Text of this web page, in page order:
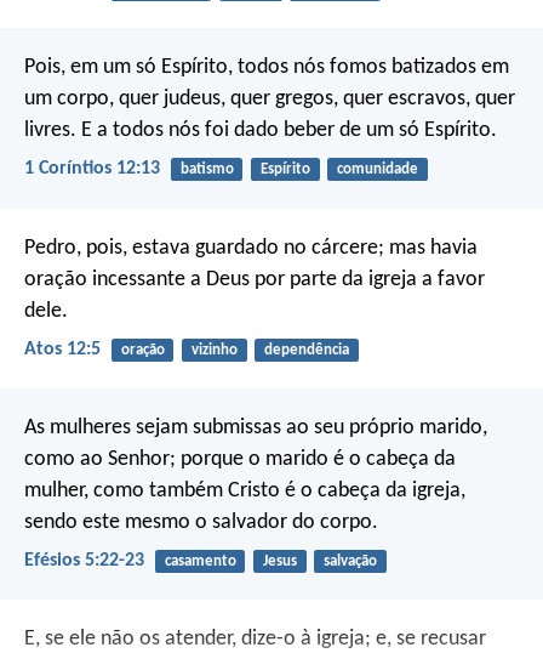
Pois, em um só Espírito, todos nós fomos batizados em
um corpo, quer judeus, quer gregos, quer escravos, quer
livres. E a todos nós foi dado beber de um só Espírito.
1 Coríntios 12:13 batismo Espírito comunidade
Pedro, pois, estava guardado no cárcere; mas havia
oração incessante a Deus por parte da igreja a favor
dele.
Atos 12:5 oração vizinho dependência
As mulheres sejam submissas ao seu próprio marido,
como ao Senhor; porque o marido é o cabeça da
mulher, como também Cristo é o cabeça da igreja,
sendo este mesmo o salvador do corpo.
Efésios 5:22-23 casamento Jesus salvação
E, se ele não os atender, dize-o à igreja; e, se recusar